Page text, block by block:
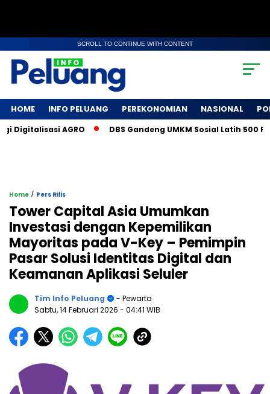
SCROLL TO CONTINUE WITH CONTENT
HOME INFO PELUANG PEREKONOMIAN NASIONAL
AGRO DBS Gandeng UMKM Sosial Latih 500
Home / Pers Rilis
Tower Capital Asia Umumkan
Investasi dengan Kepemilikan
Mayoritas pada V-Key – Pemimpin
Pasar Solusi Identitas Digital dan
Keamanan Aplikasi Seluler
Tim Info Peluang
- Pewarta
Sabtu, 14 Februari 2026 - 04:41 WIB